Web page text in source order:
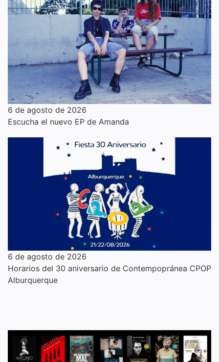
6 de agosto de 2026
Escucha el nuevo EP de Amanda
6 de agosto de 2026
Horarios del 30 aniversario de Contempopránea CPOP
Alburquerque